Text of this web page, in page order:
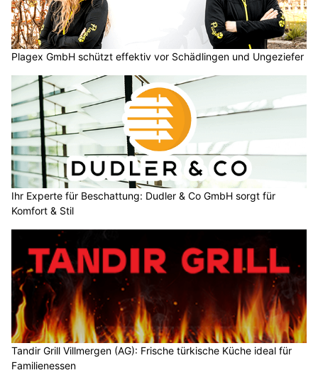
Plagex GmbH schützt effektiv vor Schädlingen und Ungeziefer
Ihr Experte für Beschattung: Dudler & Co GmbH sorgt für
Komfort & Stil
Tandir Grill Villmergen (AG): Frische türkische Küche ideal für
Familienessen